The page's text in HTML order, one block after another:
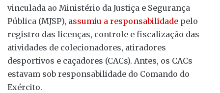
vinculada ao Ministério da Justiça e Segurança
Pública (MJSP), assumiu a responsabilidade pelo
registro das licenças, controle e fiscalização das
atividades de colecionadores, atiradores
desportivos e caçadores (CACs). Antes, os CACs
estavam sob responsabilidade do Comando do
Exército.